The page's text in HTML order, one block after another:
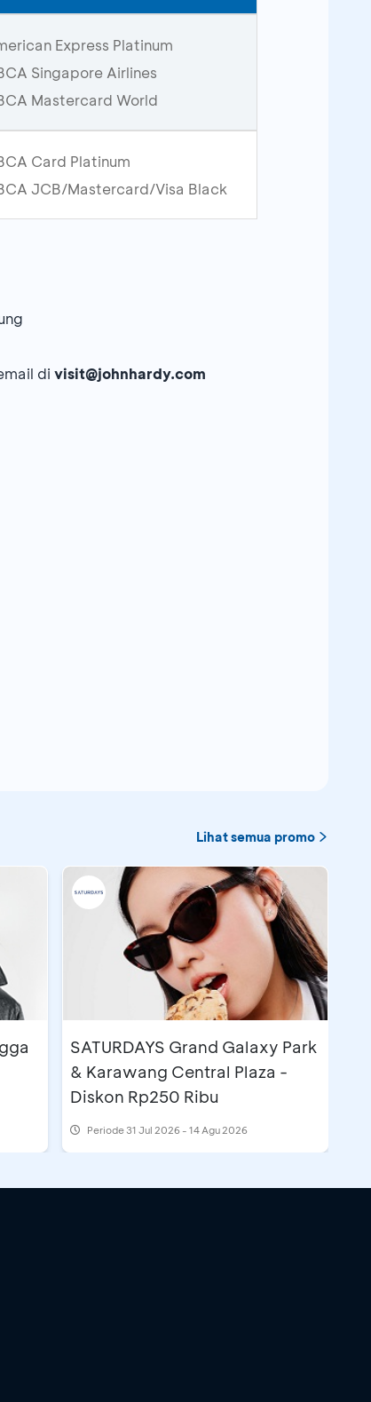
Express Platinum
Singapore Airlines
Mastercard World
Card Platinum
JCB/Mastercard/Visa Black
di visit@johnhardy.com
Lihat semua promo
SATURDAYS Grand Galaxy Park
& Karawang Central Plaza -
Diskon Rp250 Ribu
Periode 31 Jul 2026 - 14 Agu 2026